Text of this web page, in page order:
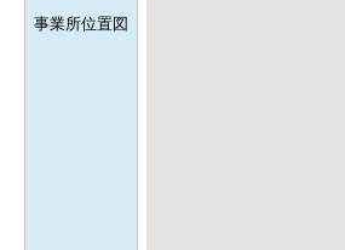
事業所位置図